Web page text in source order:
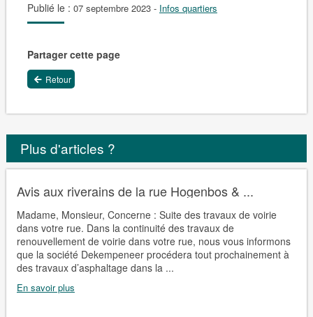
Publié le : 07 septembre 2023 - Infos quartiers
Partager cette page
Retour
Plus d'articles ?
Avis aux riverains de la rue Hogenbos & ...
Madame, Monsieur, Concerne : Suite des travaux de voirie
dans votre rue. Dans la continuité des travaux de
renouvellement de voirie dans votre rue, nous vous informons
que la société Dekempeneer procédera tout prochainement à
des travaux d’asphaltage dans la ...
En savoir plus